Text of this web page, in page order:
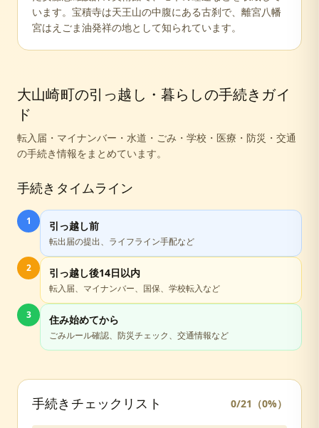
います。宝積寺は天王山の中腹にある古刹で、離宮八幡
宮はえごま油発祥の地として知られています。
大山崎町の引っ越し・暮らしの手続きガイ
ド
転入届・マイナンバー・水道・ごみ・学校・医療・防災・交通
の手続き情報をまとめています。
手続きタイムライン
1 引っ越し前
転出届の提出、ライフライン手配など
2 引っ越し後14日以内
転入届、マイナンバー、国保、学校転入など
3 住み始めてから
ごみルール確認、防災チェック、交通情報など
手続きチェックリスト 0/21 （0%）